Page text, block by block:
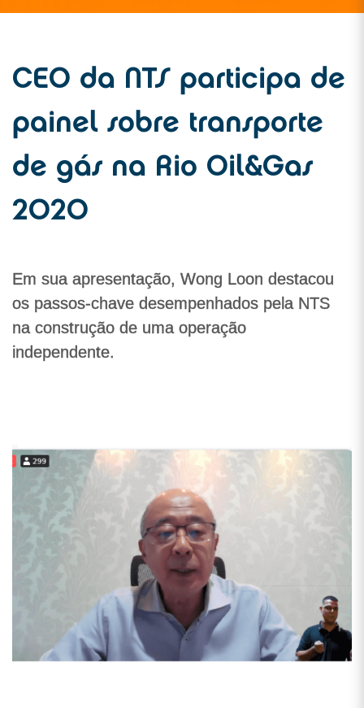
CEO da NTS participa de
painel sobre transporte
de gás na Rio Oil&Gas
2020
Em sua apresentação, Wong Loon destacou
os passos-chave desempenhados pela NTS
na construção de uma operação
independente.